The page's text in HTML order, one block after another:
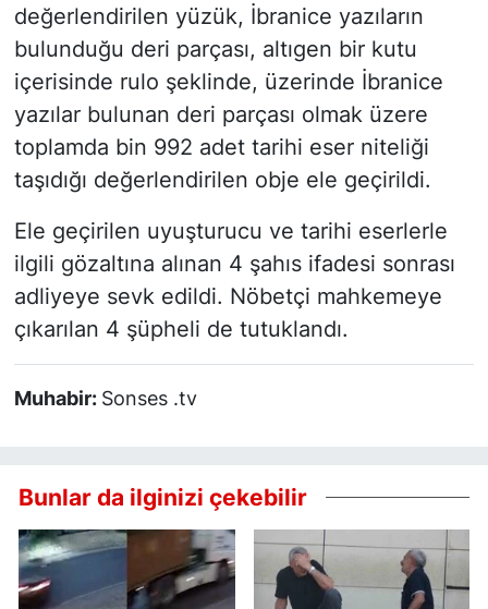
değerlendirilen yüzük, İbranice yazıların
bulunduğu deri parçası, altıgen bir kutu
içerisinde rulo şeklinde, üzerinde İbranice
yazılar bulunan deri parçası olmak üzere
toplamda bin 992 adet tarihi eser niteliği
taşıdığı değerlendirilen obje ele geçirildi.
Ele geçirilen uyuşturucu ve tarihi eserlerle
ilgili gözaltına alınan 4 şahıs ifadesi sonrası
adliyeye sevk edildi. Nöbetçi mahkemeye
çıkarılan 4 şüpheli de tutuklandı.
Muhabir: Sonses .tv
Bunlar da ilginizi çekebilir